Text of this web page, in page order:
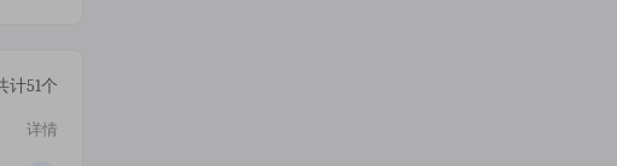
计51个
详情